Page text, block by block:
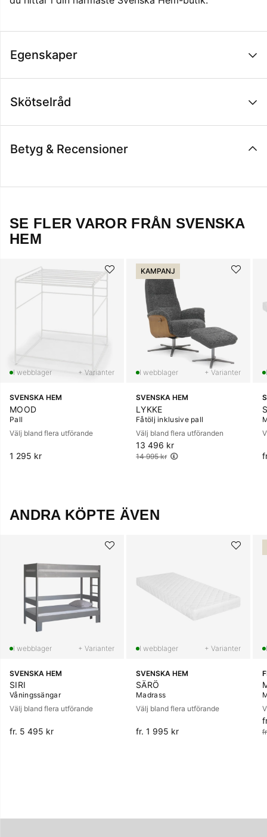
Egenskaper
Skötselråd
Betyg & Recensioner
SE FLER VAROR FRÅN SVENSKA
HEM
+ Varianter
SVENSKA HEM
MOOD
Pall
Välj bland flera utförande
1 295 kr
KAMPANJ
+ Varianter
SVENSKA HEM
LYKKE
Fåtölj inklusive pall
Välj bland flera utföranden
13 496 kr
Ordinarie pris:
14 995 kr
ANDRA KÖPTE ÄVEN
+ Varianter
SVENSKA HEM
SIRI
Våningssängar
Välj bland flera utförande
fr. 5 495 kr
+ Varianter
SVENSKA HEM
SÄRÖ
Madrass
Välj bland flera utförande
fr. 1 995 kr